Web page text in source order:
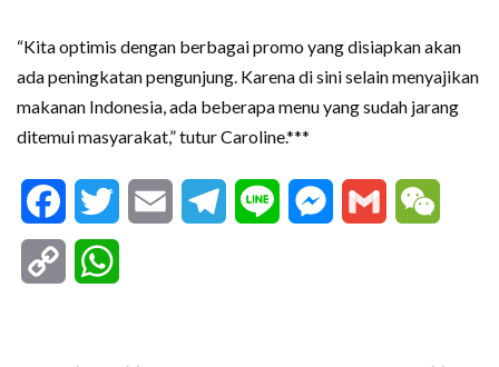
“Kita optimis dengan berbagai promo yang disiapkan akan
ada peningkatan pengunjung. Karena di sini selain menyajikan
makanan Indonesia, ada beberapa menu yang sudah jarang
ditemui masyarakat,” tutur Caroline.***
FacebookTwitter Email Telegram
Line Messenger
Gmail
Copy